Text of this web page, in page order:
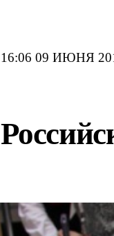
16:06 09 ИЮНЯ